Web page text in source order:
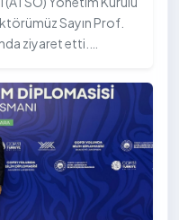
Sayın Prof.
ziyaret etti.
Ardahan’ın
katkı